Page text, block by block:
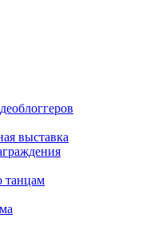
выставка
танцам